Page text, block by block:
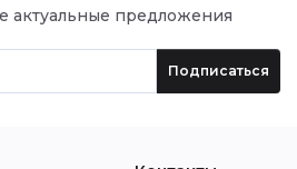
актуальные предложения
Подписаться